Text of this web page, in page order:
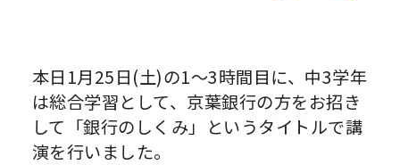
本日1月25日(土)の1〜3時間目に、中3学年
は総合学習として、京葉銀行の方をお招き
して「銀行のしくみ」というタイトルで講
演を行いました。